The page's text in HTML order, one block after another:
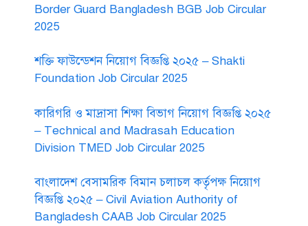
Border Guard Bangladesh BGB Job Circular
2025
শক্তি ফাউন্ডেশন নিয়োগ বিজ্ঞপ্তি ২০২৫ – Shakti
Foundation Job Circular 2025
কারিগরি ও মাদ্রাসা শিক্ষা বিভাগ নিয়োগ বিজ্ঞপ্তি ২০২৫
– Technical and Madrasah Education
Division TMED Job Circular 2025
বাংলাদেশ বেসামরিক বিমান চলাচল কর্তৃপক্ষ নিয়োগ
বিজ্ঞপ্তি ২০২৫ – Civil Aviation Authority of
Bangladesh CAAB Job Circular 2025